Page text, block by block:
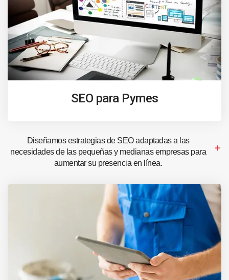
SEO para Pymes
Diseñamos estrategias de SEO adaptadas a las
necesidades de las pequeñas y medianas empresas para
aumentar su presencia en línea.